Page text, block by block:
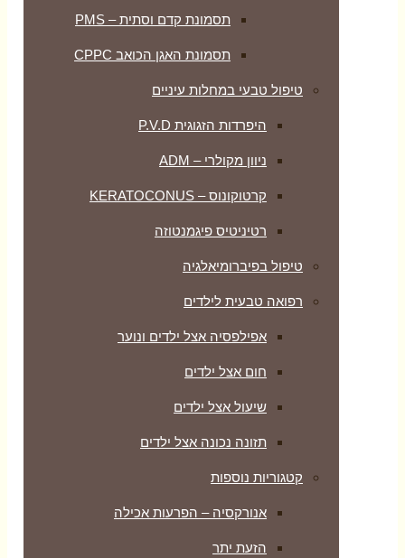
תסמונת קדם וסתית – PMS
תסמונת האגן הכואב CPPC
טיפול טבעי במחלות עיניים
היפרדות הזגוגית P.V.D
ניוון מקולרי – ADM
קרטוקונוס – KERATOCONUS
רטיניטיס פיגמנטוזה
טיפול בפיברומיאלגיה
רפואה טבעית לילדים
אפילפסיה אצל ילדים ונוער
חום אצל ילדים
שיעול אצל ילדים
תזונה נכונה אצל ילדים
קטגוריות נוספות
אנורקסיה – הפרעות אכילה
הזעת יתר